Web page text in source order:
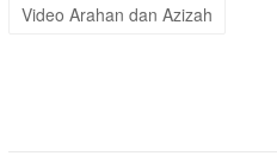
Video Arahan dan Azizah